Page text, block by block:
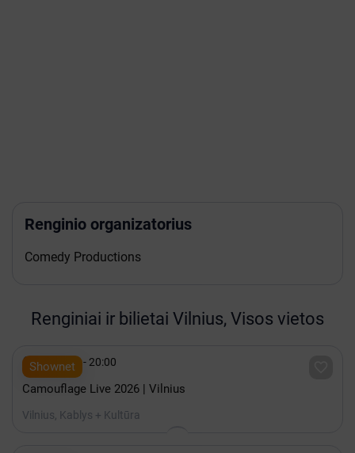
Renginio organizatorius
Comedy Productions
Renginiai ir bilietai Vilnius, Visos vietos
Shownet
 Spalis 15 - 20:00
Camouflage Live 2026 | Vilnius
Vilnius, Kablys + Kultūra